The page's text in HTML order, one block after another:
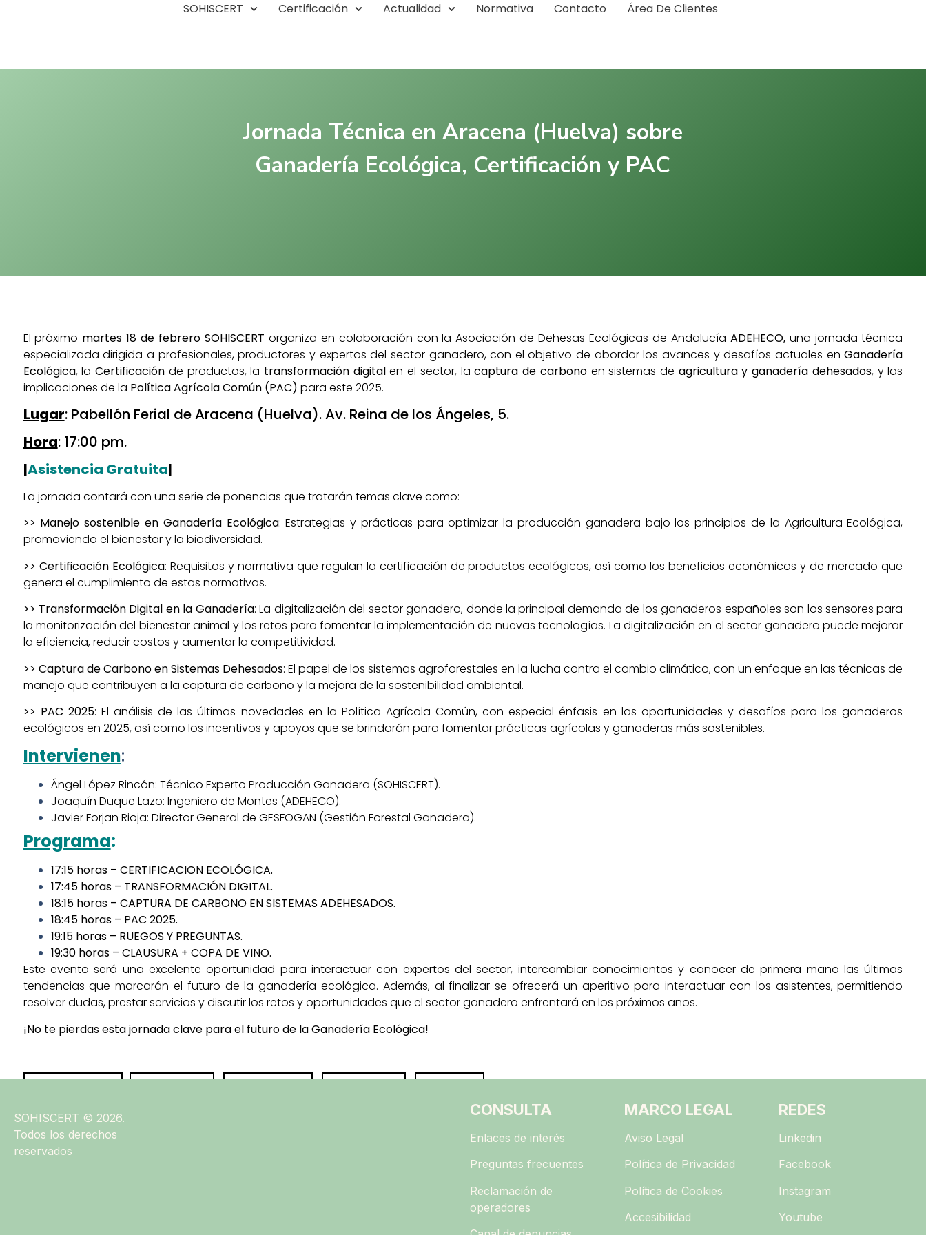
SOHISCERT Certificación Actualidad Normativa Contacto Área De Clientes
Jornada Técnica en Aracena (Huelva) sobre
Ganadería Ecológica, Certificación y PAC
El próximo martes 18 de febrero SOHISCERT organiza en colaboración con la Asociación de Dehesas Ecológicas de Andalucía ADEHECO,una jornada técnica
especializada dirigida a profesionales, productores y expertos del sector ganadero, con el objetivo de abordar los avances y desafíos actuales enGanadería
Ecológica, laCertificación de productos, la transformación digitalen el sector, lacaptura de carbonoen sistemas de agricultura y ganadería dehesados, y las
implicaciones de la Política Agrícola Común (PAC) para este 2025.
Lugar: Pabellón Ferial de Aracena (Huelva).Av. Reina de los Ángeles, 5.
Hora: 17:00 pm.
|Asistencia Gratuita|
La jornada contará con una serie de ponencias que tratarán temas clave como:
>> Manejo sostenible en Ganadería Ecológica: Estrategias y prácticas para optimizar la producción ganadera bajo los principios de la Agricultura Ecológica,
promoviendo el bienestar y la biodiversidad.
>> Certificación Ecológica: Requisitos y normativa que regulan la certificación de productos ecológicos, así como los beneficios económicos y de mercado que
genera el cumplimiento de estas normativas.
>> Transformación Digital en la Ganadería: La digitalización del sector ganadero, donde la principal demanda de los ganaderos españoles son los sensores para
la monitorización del bienestar animal y los retos para fomentar la implementación de nuevas tecnologías. La digitalización en el sector ganadero puede mejorar
la eficiencia, reducir costos y aumentar la competitividad.
>> Captura de Carbono en Sistemas Dehesados: El papel de los sistemas agroforestales en la lucha contra el cambio climático, con un enfoque en las técnicas de
manejo que contribuyen a la captura de carbono y la mejora de la sostenibilidad ambiental.
>> PAC 2025: El análisis de las últimas novedades en la Política Agrícola Común, con especial énfasis en las oportunidades y desafíos para los ganaderos
ecológicos en 2025, así como los incentivos y apoyos que se brindarán para fomentar prácticas agrícolas y ganaderas más sostenibles.
Intervienen:
Ángel López Rincón: Técnico Experto Producción Ganadera (SOHISCERT).
Joaquín Duque Lazo: Ingeniero de Montes (ADEHECO).
Javier Forjan Rioja: Director General de GESFOGAN (Gestión Forestal Ganadera).
Programa:
17:15 horas– CERTIFICACION ECOLÓGICA.
17:45 horas– TRANSFORMACIÓN DIGITAL.
18:15 horas– CAPTURA DE CARBONO EN SISTEMAS ADEHESADOS.
18:45 horas– PAC 2025.
19:15 horas– RUEGOS Y PREGUNTAS.
19:30 horas– CLAUSURA + COPA DE VINO.
Este evento será una excelente oportunidad para interactuar con expertos del sector, intercambiar conocimientos y conocer de primera mano las últimas
tendencias que marcarán el futuro de la ganadería ecológica. Además, al finalizar se ofrecerá un aperitivo para interactuar con los asistentes, permitiendo
resolver dudas, prestar servicios y discutir los retos y oportunidades que el sector ganadero enfrentará en los próximos años.
¡No te pierdas esta jornada clave para el futuro de la Ganadería Ecológica!
SOHISCERT © 2026.
Todos los derechos
reservados
CONSULTA
Enlaces de interés
Preguntas frecuentes
Reclamación de
operadores
MARCO LEGAL
Aviso Legal
Política de Privacidad
Política de Cookies
Accesibilidad
REDES
Linkedin
Facebook
Instagram
Youtube